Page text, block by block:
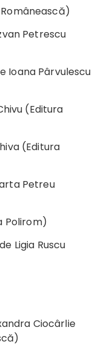
Petrescu
Ioana Pârvulescu
(Editura
(Editura
Petreu
Polirom)
de Ligia Ruscu
Ciocârlie